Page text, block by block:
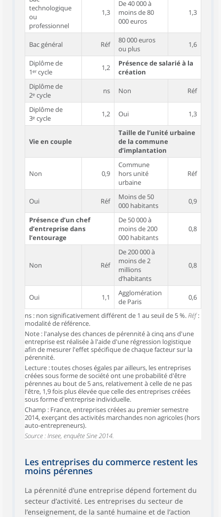
technologique
ou
professionnel
1,3
De 40 000 à
moins de 80
000 euros
1,3
Bac général Réf
80 000 euros
ou plus
1,6
Diplôme de
1ᵉʳ cycle
1,2
Présence de salarié à la
création
Diplôme de
2ᵉ cycle
ns Non Réf
Diplôme de
3ᵉ cycle
1,2 Oui 1,3
Vie en couple
Taille de l’unité urbaine
de la commune
d’implantation
Non 0,9
Commune
hors unité
urbaine
Réf
Oui Réf
Moins de 50
000 habitants
0,9
Présence d’un chef
d’entreprise dans
l’entourage
De 50 000 à
moins de 200
000 habitants
0,8
Non Réf
De 200 000 à
moins de 2
millions
d’habitants
0,8
Oui 1,1
Agglomération
de Paris
0,6
ns : non significativement différent de 1 au seuil de 5 %.Réf:
modalité de référence.
Note : l'analyse des chances de pérennité à cinq ans d'une
entreprise est réalisée à l'aide d'une régression logistique
afin de mesurer l'effet spécifique de chaque facteur sur la
pérennité.
Lecture : toutes choses égales par ailleurs, les entreprises
créées sous forme de société ont une probabilité d'être
pérennes au bout de 5 ans, relativement à celle de ne pas
l'être, 1,9 fois plus élevée que celle des entreprises créées
sous forme d'entreprise individuelle.
Champ : France, entreprises créées au premier semestre
2014, exerçant des activités marchandes non agricoles (hors
auto-entrepreneurs).
Source : Insee, enquête Sine 2014.
Les entreprises du commerce restent les
moins pérennes
La pérennité d’une entreprise dépend fortement du
secteur d’activité. Les entreprises du secteur de
l’enseignement, de la santé humaine et de l’action